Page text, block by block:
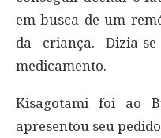
em busca de um
da criança. Dizia-
medicamento.
Kisagotami foi ao
apresentou seu